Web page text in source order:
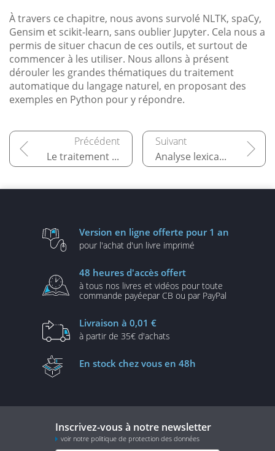
À travers ce chapitre, nous avons survolé NLTK, spaCy,
Gensim et scikit-learn, sans oublier Jupyter. Cela nous a
permis de situer chacun de ces outils, et surtout de
commencer à les utiliser. Nous allons à présent
dérouler les grandes thématiques du traitement
automatique du langage naturel, en proposant des
exemples en Python pour y répondre.
Le traitement du langage naturel Analyse lexicale, lemmatisation et racinisation
Version en ligne offerte pour 1 an
pour l'achat d'un livre imprimé
48 heures d'accès offert
à tous nos livres et vidéos pour toute
commande payéepar CB ou par PayPal
Livraison à 0,01 €
à partir de 35€ d'achats
En stock chez vous en 48h
Inscrivez-vous à notre newsletter
voir notre politique de protection des données